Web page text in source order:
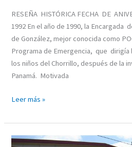
RESEÑA HISTÓRICA FECHA DE
1992 En el año de 1990, la Encargada
de González, mejor conocida como
Programa de Emergencia, que dirigía
los niños del Chorrillo, después de la
Panamá. Motivada
Leer más »
GLESIA